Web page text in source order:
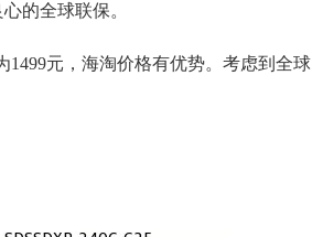
的全球联保。
1499元，海淘价格有优势。考虑到全球